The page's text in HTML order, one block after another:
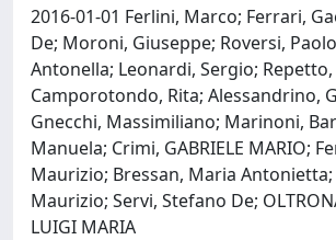
2016-01-01 Ferlini, Marco; Ferrari,
De; Moroni, Giuseppe; Roversi,
Antonella; Leonardi, Sergio;
Camporotondo, Rita; Alessandrino,
Gnecchi, Massimiliano; Marinoni,
Manuela; Crimi, GABRIELE MARIO;
Maurizio; Bressan, Maria
Maurizio; Servi, Stefano De;
LUIGI MARIA